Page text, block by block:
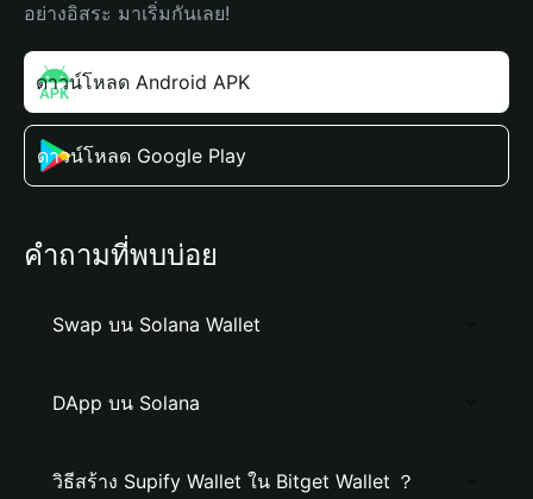
อย่างอิสระ มาเริ่มกันเลย!
ดาวน์โหลด Android APK
ดาวน์โหลด Google Play
คำถามที่พบบ่อย
Swap บน Solana Wallet
DApp บน Solana
วิธีสร้าง Supify Wallet ใน Bitget Wallet ？